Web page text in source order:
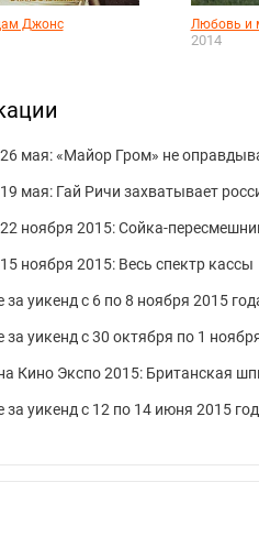
Джонс Любовь и
2014
26 мая: «Майор Гром» не
мая: Гай Ричи захватывает
ноября 2015: Сойка-
ноября 2015: Весь спектр кассы
уикенд с 6 по 8 ноября 2015
уикенд с 30 октября по 1
Кино Экспо 2015: Британская
уикенд с 12 по 14 июня 2015